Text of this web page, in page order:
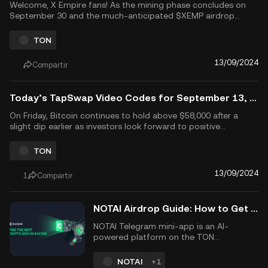
Welcome, X Empire fans! As the mining phase concludes on
September 30 and the much-anticipated $XEMP airdrop
players and introduced pre-market trading with NFT vouchers.
Stay informed to maximize your rewards and maintain your
competitive a...
TON
Compartir 13/09/2024
Today’s TapSwap Video Codes for September 13, 2024
On Friday, Bitcoin continues to hold above $58,000 after a
slight dip earlier as investors look forward to positive
TapSwap using today&rsquo;s secret video codes. Unlock up
to 1.6 million coins with these secret video codes ahead of
TapSwap&...
TON
1 Compartir 13/09/2024
NOTAI Airdrop Guide: How to Get Free $NOTAI Tokens Till November 2024
NOTAI Telegram mini-app is an AI-
powered platform on the TON
with Web3 and DeFi through a gamified
NOTAI +1